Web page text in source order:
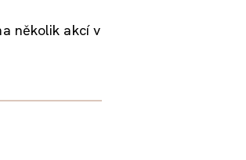
několik akcí v